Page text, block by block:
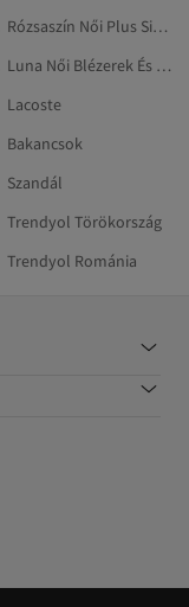
Rózsaszín Női Plus Size Mellények
Luna Női Blézerek És Mellények
Lacoste
Bakancsok
Szandál
Trendyol Törökország
Trendyol Románia